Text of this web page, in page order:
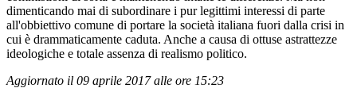
dimenticando mai di subordinare i pur legittimi interessi di parte
all'obbiettivo comune di portare la società italiana fuori dalla crisi in
cui è drammaticamente caduta. Anche a causa di ottuse astrattezze
ideologiche e totale assenza di realismo politico.
Aggiornato il 09 aprile 2017 alle ore 15:23